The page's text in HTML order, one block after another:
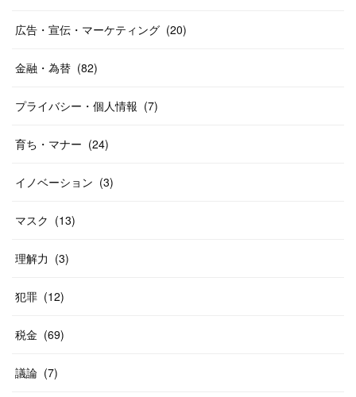
広告・宣伝・マーケティング (20)
金融・為替 (82)
プライバシー・個人情報 (7)
育ち・マナー (24)
イノベーション (3)
マスク (13)
理解力 (3)
犯罪 (12)
税金 (69)
議論 (7)